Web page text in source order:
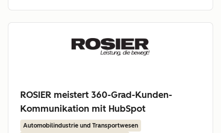
ROSIER meistert 360-Grad-Kunden-
Kommunikation mit HubSpot
Automobilindustrie und Transportwesen